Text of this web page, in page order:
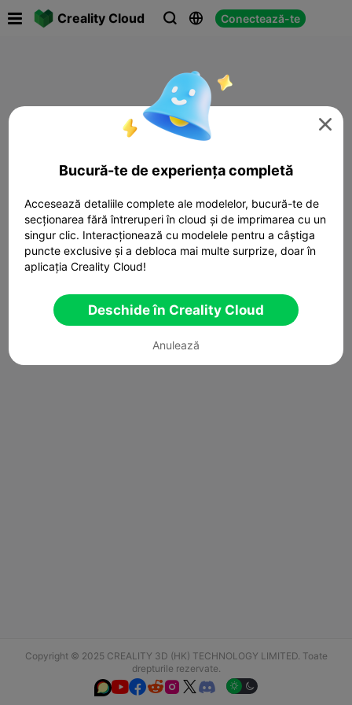
Creality Cloud   Conectează-te
Copyright © 2025 CREALITY 3D (HK) TECHNOLOGY LIMITED. Toate
drepturile rezervate.
  

Bucură-te de experiența completă
Accesează detaliile complete ale modelelor, bucură-te de
secționarea fără întreruperi în cloud și de imprimarea cu un
singur clic. Interacționează cu modelele pentru a câștiga
puncte exclusive și a debloca mai multe surprize, doar în
aplicația Creality Cloud!
Deschide în Creality Cloud
Anulează